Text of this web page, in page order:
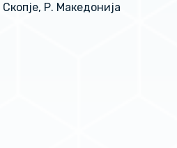
Р. Македонија